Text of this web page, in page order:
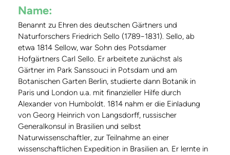
Name:
Benannt zu Ehren des deutschen Gärtners und
Naturforschers Friedrich Sello (1789−1831). Sello, ab
etwa 1814 Sellow, war Sohn des Potsdamer
Hofgärtners Carl Sello. Er arbeitete zunächst als
Gärtner im Park Sanssouci in Potsdam und am
Botanischen Garten Berlin, studierte dann Botanik in
Paris und London u.a. mit finanzieller Hilfe durch
Alexander von Humboldt. 1814 nahm er die Einladung
von Georg Heinrich von Langsdorff, russischer
Generalkonsul in Brasilien und selbst
Naturwissenschaftler, zur Teilnahme an einer
wissenschaftlichen Expedition in Brasilien an. Er lernte in